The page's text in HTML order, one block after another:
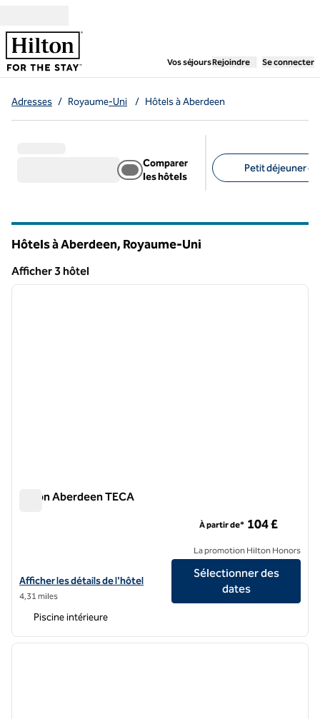
Vos séjours,ouvre un nouvel
Rejoindre Se connecter
Adresses / Royaume-Uni / Hôtels à Aberdeen
Comparer
les hôtels
Petit déjeuner
Hôtels à Aberdeen, Royaume-Uni
Afficher 3 hôtel
Afficher 3 hôtel
1 sur 11
Hilton Aberdeen TECA
Afficher les détails de l'hôtel Hilton Aberdeen TECA
Afficher les détails de l'hôtel
4,31 miles
À partir de* 104 £
La promotion Hilton Honors
Sélectionner des
dates
Piscine intérieure
1 sur 12